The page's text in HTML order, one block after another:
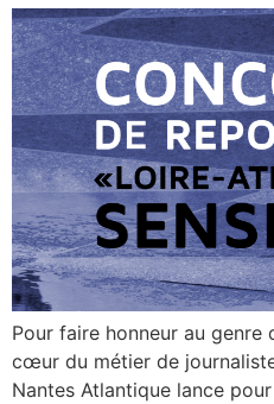
Pour faire honneur au
cœur du métier de
Nantes Atlantique lance